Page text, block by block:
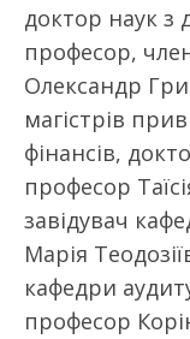
доктор наук з
професор,
Олександр
магістрів
фінансів,
професор
завідувач
Марія
кафедри
професор